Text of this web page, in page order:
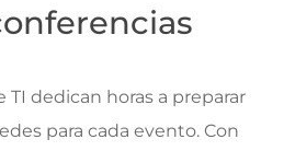
dedican horas a preparar
para cada evento. Con